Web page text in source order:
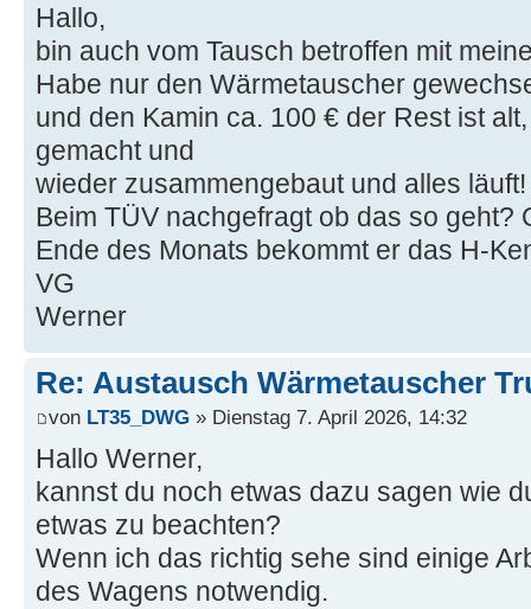
Hallo,
bin auch vom Tausch betroffen mit
Habe nur den Wärmetauscher
und den Kamin ca. 100 € der Rest ist
gemacht und
wieder zusammengebaut und alles läuft!
Beim TÜV nachgefragt ob das so geht?
Ende des Monats bekommt er das H-
VG
Werner
Re: Austausch Wärmetauscher
von LT35_DWG » Dienstag 7. April 2026, 14:32
Hallo Werner,
kannst du noch etwas dazu sagen wie
etwas zu beachten?
Wenn ich das richtig sehe sind einige
des Wagens notwendig.